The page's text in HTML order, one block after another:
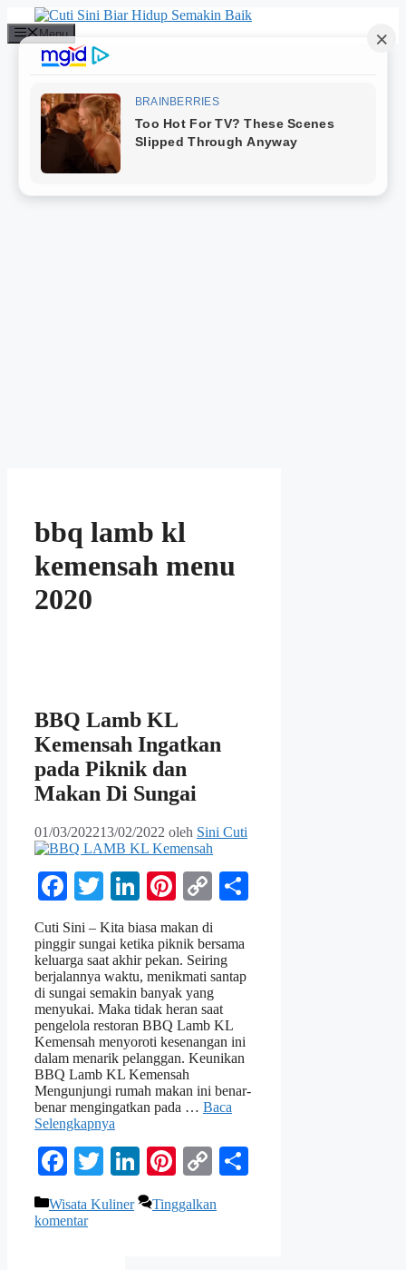
Langsung
ke
isi
Menu
bbq lamb kl
kemensah menu
2020
BBQ Lamb KL
Kemensah Ingatkan
pada Piknik dan
Makan Di Sungai
01/03/202213/02/2022 oleh Sini Cuti
Facebook
TwitterLinkedIn
Pinterest
Copy
Cuti Sini – Kita biasa makan di
pinggir sungai ketika piknik bersama
keluarga saat akhir pekan. Seiring
berjalannya waktu, menikmati santap
di sungai semakin banyak yang
menyukai. Maka tidak heran saat
pengelola restoran BBQ Lamb KL
Kemensah menyoroti kesenangan ini
dalam menarik pelanggan. Keunikan
BBQ Lamb KL Kemensah
Mengunjungi rumah makan ini benar-
benar mengingatkan pada … Baca
Selengkapnya
Facebook
TwitterLinkedIn
Pinterest
Copy
Kategori
Wisata Kuliner
Tinggalkan
komentar